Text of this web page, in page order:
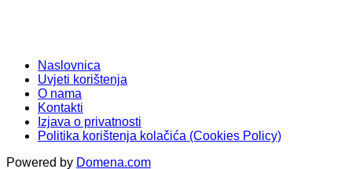
Naslovnica
Uvjeti korištenja
O nama
Kontakti
Izjava o privatnosti
Politika korištenja kolačića (Cookies Policy)
Powered by Domena.com